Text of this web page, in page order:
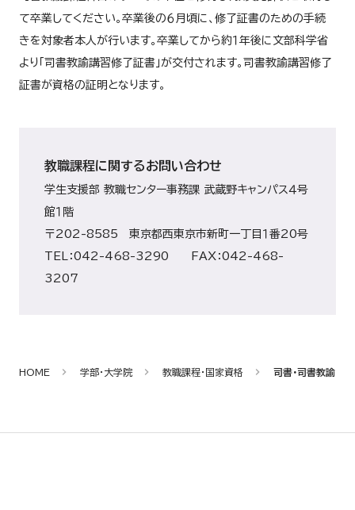
て卒業してください。卒業後の６月頃に、修了証書のための手続
きを対象者本人が行います。卒業してから約１年後に文部科学省
より「司書教諭講習修了証書」が交付されます。司書教諭講習修了
証書が資格の証明となります。
教職課程に関するお問い合わせ
学生支援部 教職センター事務課 武蔵野キャンパス４号
館１階
〒202-8585 東京都西東京市新町一丁目１番20号
TEL：042-468-3290 FAX：042-468-
3207
HOME 学部・大学院 教職課程・国家資格 司書・司書教諭